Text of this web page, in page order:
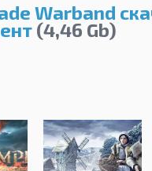
Warband
(4,46 Gb)